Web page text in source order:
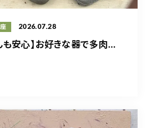
2026.07.28
も安心】お好きな器で多肉...